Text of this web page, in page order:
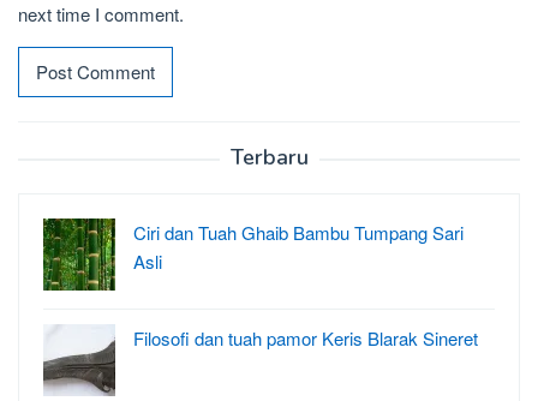
next time I comment.
Terbaru
Ciri dan Tuah Ghaib Bambu Tumpang Sari
Asli
Filosofi dan tuah pamor Keris Blarak Sineret